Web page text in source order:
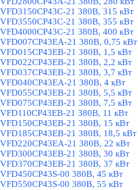
VFD3150CP43C-21 380В, 315 кВт
VFD3550CP43C-21 380В, 355 кВт
VFD4000CP43C-21 380В, 400 кВт
VFD007CP43EA-21 380В, 0,75 кВт
VFD015CP43EB-21 380В, 1,5 кВт
VFD022CP43EB-21 380В, 2,2 кВт
VFD037CP43EB-21 380В, 3,7 кВт
VFD040CP43EA-21 380В, 4 кВт
VFD055CP43EB-21 380В, 5,5 кВт
VFD075CP43EB-21 380В, 7,5 кВт
VFD110CP43EB-21 380В, 11 кВт
VFD150CP43EB-21 380В, 15 кВт
VFD185CP43EB-21 380В, 18,5 кВт
VFD220CP43EA-21 380В, 22 кВт
VFD300CP43EB-21 380В, 30 кВт
VFD370CP43EB-21 380В, 37 кВт
VFD450CP43S-00 380В, 45 кВт
VFD550CP43S-00 380В, 55 кВт